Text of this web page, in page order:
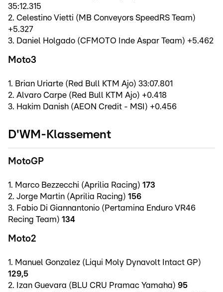
35:12.315
2. Celestino Vietti (MB Conveyors SpeedRS Team)
+5.327
3. Daniel Holgado (CFMOTO Inde Aspar Team) +5.462
Moto3
1. Brian Uriarte (Red Bull KTM Ajo) 33:07.801
2. Alvaro Carpe (Red Bull KTM Ajo) +0.418
3. Hakim Danish (AEON Credit - MSI) +0.456
D'WM-Klassement
MotoGP
1. Marco Bezzecchi (Aprilia Racing) 173
2. Jorge Martin (Aprilia Racing) 156
3. Fabio Di Giannantonio (Pertamina Enduro VR46
Recing Team) 134
Moto2
1. Manuel Gonzalez (Liqui Moly Dynavolt Intact GP)
129,5
2. Izan Guevara (BLU CRU Pramac Yamaha) 95